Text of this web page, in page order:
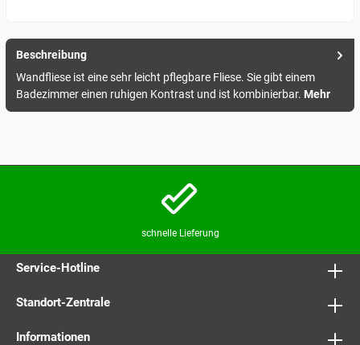
Beschreibung
Wandfliese ist eine sehr leicht pflegbare Fliese. Sie gibt einem
Badezimmer einen ruhigen Kontrast und ist kombinierbar. Mehr
schnelle Lieferung
Service-Hotline
Standort-Zentrale
Informationen